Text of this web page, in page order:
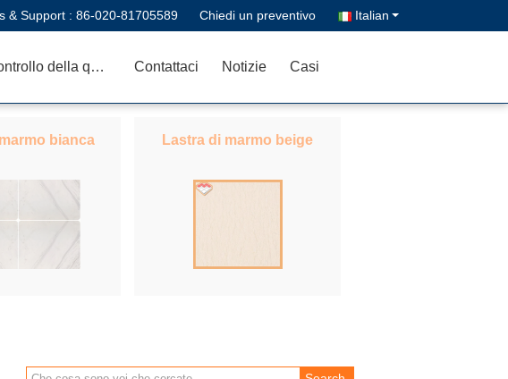
& Support : 86-020-81705589 Chiedi un preventivo Italian
Controllo della qualità Contattaci Notizie Casi
bianca Lastra di marmo beige